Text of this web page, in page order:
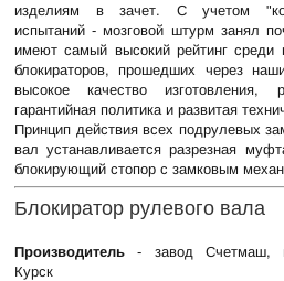
изделиям в зачет. С учетом
испытаний - мозговой штурм занял
имеют самый высокий рейтинг среди
блокираторов, прошедших через
высокое качество изготовления,
гарантийная политика и развитая
Принцип действия всех подрулевых
вал устанавливается разрезная
блокирующий стопор с замковым
Блокиратор рулевого вала
Производитель - завод Счетмаш,
Курск